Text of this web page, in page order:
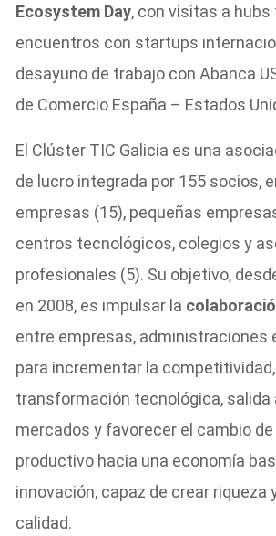
Ecosystem Day, con visitas a
encuentros con startups
desayuno de trabajo con Abanca
de Comercio España – Estados
El Clúster TIC Galicia es una
de lucro integrada por 155 socios,
empresas (15), pequeñas
centros tecnológicos, colegios y
profesionales (5). Su objetivo,
en 2008, es impulsar la
entre empresas, administraciones
para incrementar la
transformación tecnológica, salida
mercados y favorecer el cambio
productivo hacia una economía
innovación, capaz de crear riqueza
calidad.